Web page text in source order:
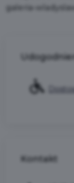
galeria-
Kontakt